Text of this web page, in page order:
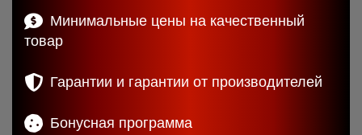
Минимальные цены на качественный
товар
Гарантии и гарантии от производителей
Бонусная программа